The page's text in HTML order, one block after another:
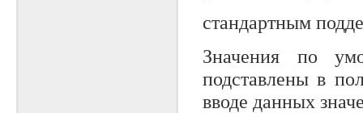
стандартным
Значения по
подставлены в
вводе данных